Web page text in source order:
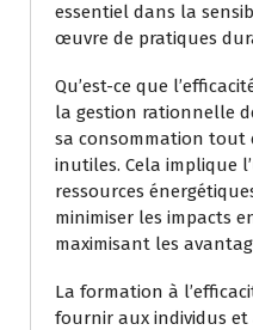
essentiel dans la
œuvre de pratiques
Qu’est-ce que
la gestion rationnelle
sa consommation tout
inutiles. Cela implique
ressources
minimiser les impacts
maximisant les
La formation à
fournir aux individus